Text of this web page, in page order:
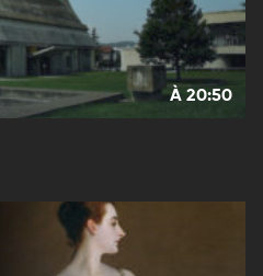
À 20:50